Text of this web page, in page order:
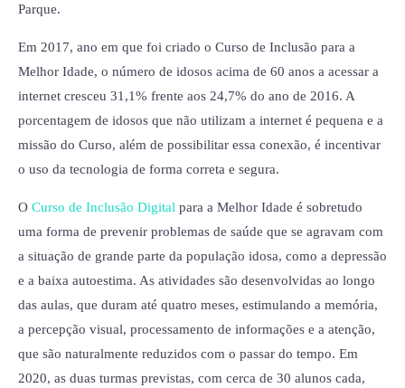
Parque.
Em 2017, ano em que foi criado o Curso de Inclusão para a
Melhor Idade, o número de idosos acima de 60 anos a acessar a
internet cresceu 31,1% frente aos 24,7% do ano de 2016. A
porcentagem de idosos que não utilizam a internet é pequena e a
missão do Curso, além de possibilitar essa conexão, é incentivar
o uso da tecnologia de forma correta e segura.
O Curso de Inclusão Digital para a Melhor Idade é sobretudo
uma forma de prevenir problemas de saúde que se agravam com
a situação de grande parte da população idosa, como a depressão
e a baixa autoestima. As atividades são desenvolvidas ao longo
das aulas, que duram até quatro meses, estimulando a memória,
a percepção visual, processamento de informações e a atenção,
que são naturalmente reduzidos com o passar do tempo. Em
2020, as duas turmas previstas, com cerca de 30 alunos cada,